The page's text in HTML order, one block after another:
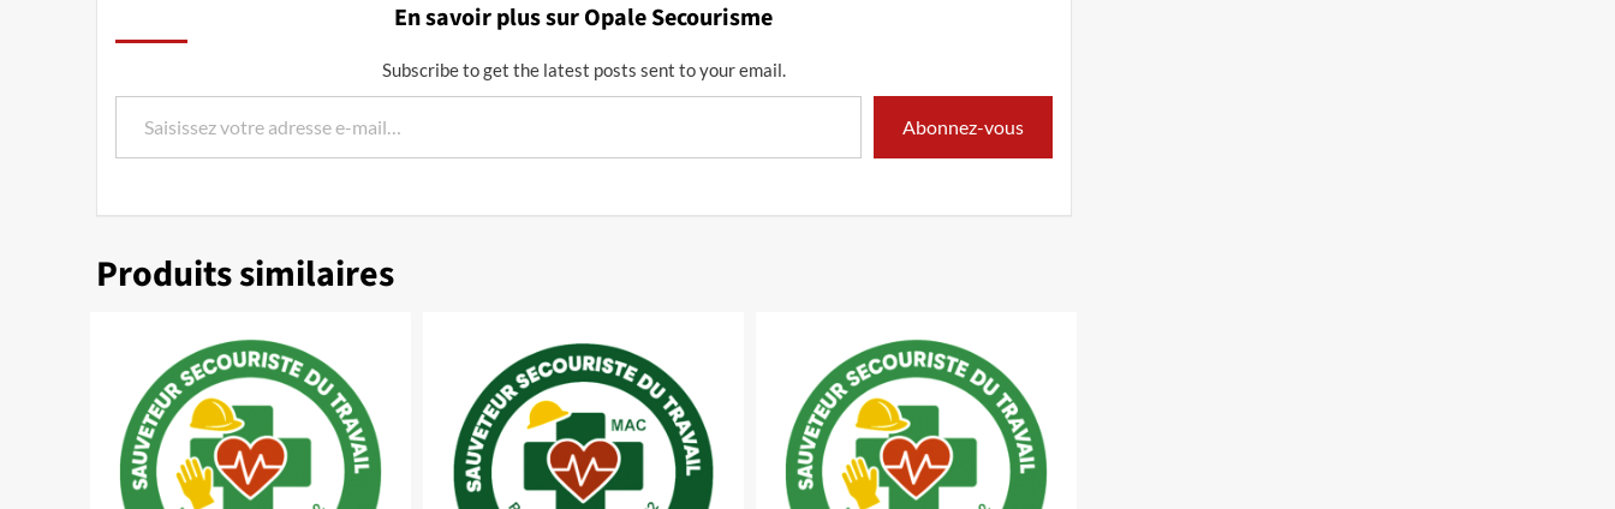
En savoir plus sur Opale Secourisme
Subscribe to get the latest posts sent to your email.
Saisissez votre adresse e-mail…
Abonnez-vous
Produits similaires